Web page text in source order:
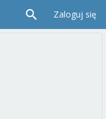
Zaloguj się